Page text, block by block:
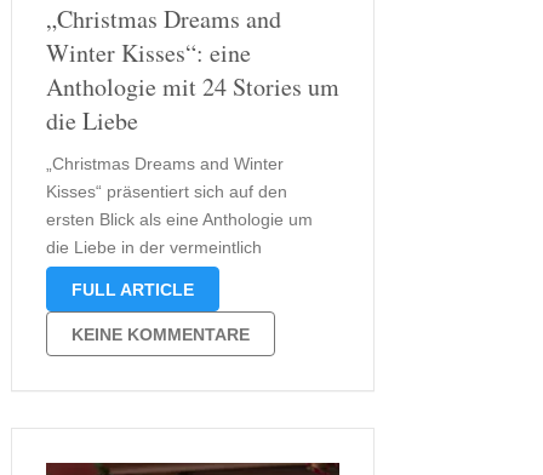
„Christmas Dreams and
Winter Kisses“: eine
Anthologie mit 24 Stories um
die Liebe
„Christmas Dreams and Winter
Kisses“ präsentiert sich auf den
ersten Blick als eine Anthologie um
die Liebe in der vermeintlich
schönsten Zeit des Jahres. Aufgrund
Geschichten in einem Buch, bietet es
sich außerdem perfekt als
Adventskalender an. Mit seiner
FULL ARTICLE
KEINE KOMMENTARE